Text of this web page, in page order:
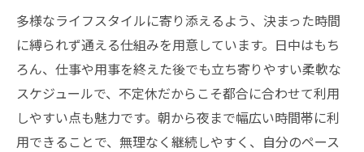
多様なライフスタイルに寄り添えるよう、決まった時間
に縛られず通える仕組みを用意しています。日中はもち
ろん、仕事や用事を終えた後でも立ち寄りやすい柔軟な
スケジュールで、不定休だからこそ都合に合わせて利用
しやすい点も魅力です。朝から夜まで幅広い時間帯に利
用できることで、無理なく継続しやすく、自分のペース